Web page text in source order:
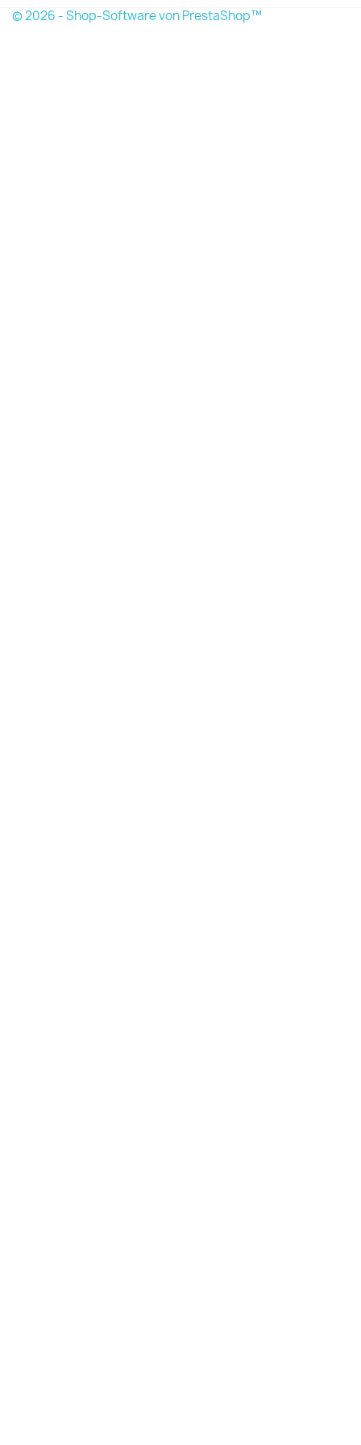
© 2026 - Shop-Software von PrestaShop™